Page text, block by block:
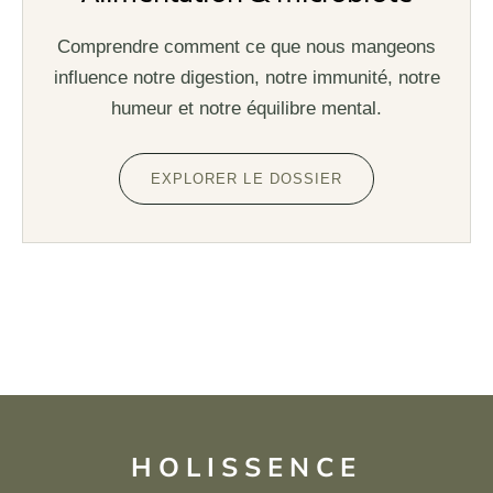
Comprendre comment ce que nous mangeons
influence notre digestion, notre immunité, notre
humeur et notre équilibre mental.
EXPLORER LE DOSSIER
HOLISSENCE